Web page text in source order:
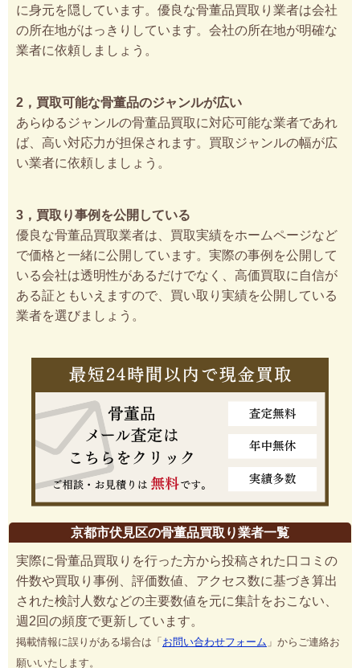
に身元を隠しています。優良な骨董品買取り業者は会社
の所在地がはっきりしています。会社の所在地が明確な
業者に依頼しましょう。
2，買取可能な骨董品のジャンルが広い
あらゆるジャンルの骨董品買取に対応可能な業者であれ
ば、高い対応力が担保されます。買取ジャンルの幅が広
い業者に依頼しましょう。
3，買取り事例を公開している
優良な骨董品買取業者は、買取実績をホームページなど
で価格と一緒に公開しています。実際の事例を公開して
いる会社は透明性があるだけでなく、高価買取に自信が
ある証ともいえますので、買い取り実績を公開している
業者を選びましょう。
京都市伏見区の骨董品買取り業者一覧
実際に骨董品買取りを行った方から投稿された口コミの
件数や買取り事例、評価数値、アクセス数に基づき算出
された検討人数などの主要数値を元に集計をおこない、
週2回の頻度で更新しています。
掲載情報に誤りがある場合は「 お問い合わせフォーム 」からご連絡お
願いいたします。